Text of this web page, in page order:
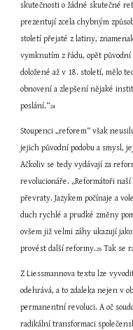
skutečnosti o žádné skutečné
prezentují zcela chybným
století přejaté z latiny,
vymknutím z řádu, opět původní
doložené až v 18. století, mělo
obnovení a zlepšení nějaké
poslání.“24
Stoupenci „reforem“ však
jejich původní podobu a smysl,
Ačkoliv se tedy vydávají za
revolucionáře. „Reformátoři
převraty. Jazykem počínaje a
duch rychlé a prudké změny
ovšem již velmi záhy ukazují
provést další reformy.26 Tak se
Z Liessmannova textu lze
odehrává, a to zdaleka nejen v
permanentní revoluci. A oč
radikální transformaci